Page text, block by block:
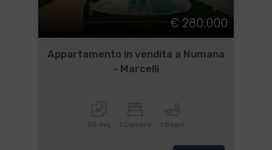
€ 280.000
Appartamento in vendita a Numana
- Marcelli
55 mq 1 Camere 1 Bagni